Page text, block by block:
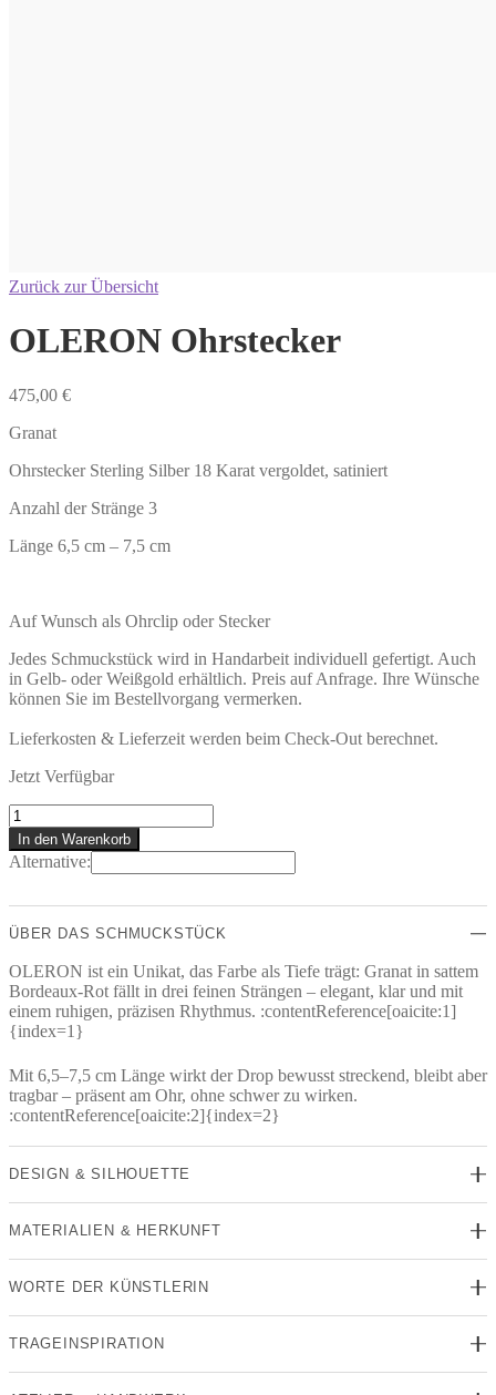
Zurück zur Übersicht
OLERON Ohrstecker
475,00 €
Granat
Ohrstecker Sterling Silber 18 Karat vergoldet, satiniert
Anzahl der Stränge 3
Länge 6,5 cm – 7,5 cm
Auf Wunsch als Ohrclip oder Stecker
Jedes Schmuckstück wird in Handarbeit individuell gefertigt. Auch
in Gelb- oder Weißgold erhältlich. Preis auf Anfrage. Ihre Wünsche
können Sie im Bestellvorgang vermerken.
Lieferkosten & Lieferzeit werden beim Check-Out berechnet.
Jetzt Verfügbar
OLERON
Ohrstecker
Menge
In den Warenkorb
Alternative:
ÜBER DAS SCHMUCKSTÜCK
OLERON ist ein Unikat, das Farbe als Tiefe trägt: Granat in sattem
Bordeaux-Rot fällt in drei feinen Strängen – elegant, klar und mit
einem ruhigen, präzisen Rhythmus. :contentReference[oaicite:1]
{index=1}
Mit 6,5–7,5 cm Länge wirkt der Drop bewusst streckend, bleibt aber
tragbar – präsent am Ohr, ohne schwer zu wirken.
:contentReference[oaicite:2]{index=2}
DESIGN & SILHOUETTE
MATERIALIEN & HERKUNFT
WORTE DER KÜNSTLERIN
TRAGEINSPIRATION